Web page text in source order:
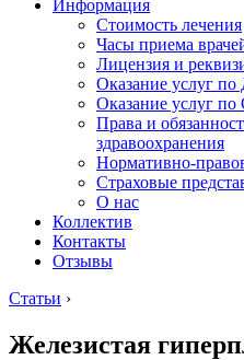
Информация
Стоимость лечения
Часы приема
Лицензия и
Оказание услуг
Оказание услуг
Права и
здравоохранения
Нормативно-
Страховые
О нас
Коллектив
Контакты
Отзывы
Статьи ›
Железистая